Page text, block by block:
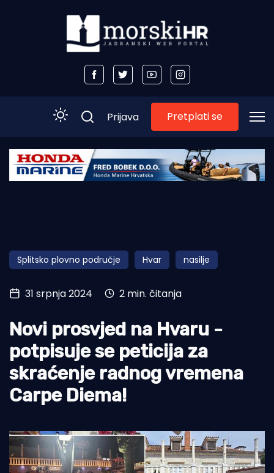
Početna
Obala
Otoci
Turizam i nautika
Pomorstvo
Ribolov
Ekologija
Tradicija i kultura
Prijava Pretplati se
Splitsko plovno područje Hvar nasilje
31 srpnja 2024 2 min. čitanja
Novi prosvjed na Hvaru -
potpisuje se peticija za
skraćenje radnog vremena
Carpe Diema!